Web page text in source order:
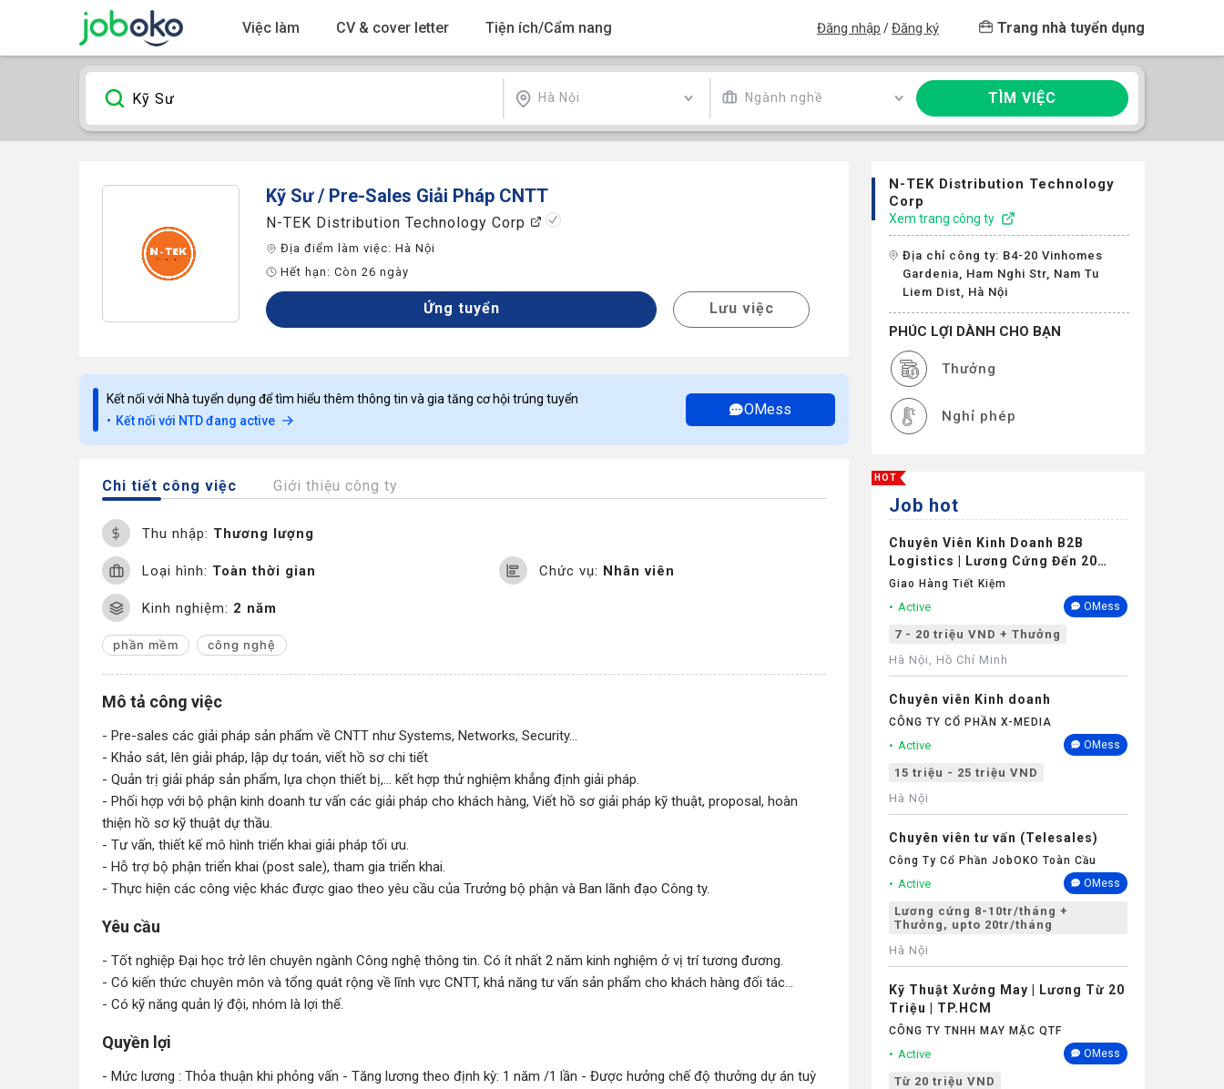
Việc làm CV & cover letter Tiện ích/Cẩm nang Đăng nhập /Đăng ký Trang nhà tuyển dụng
Hà Nội Ngành nghề TÌM VIỆC
Kỹ Sư / Pre-Sales Giải Pháp CNTT
N-TEK Distribution Technology Corp
Địa điểm làm việc: Hà Nội
Hết hạn: Còn 26 ngày
Ứng tuyển Lưu việc
Kết nối với Nhà tuyển dụng để tìm hiểu thêm thông tin và gia tăng cơ hội trúng tuyển
Kết nối với NTD đang active
OMess
Chi tiết công việc Giới thiệu công ty
Thu nhập: Thương lượng
Loại hình: Toàn thời gian Chức vụ: Nhân viên
Kinh nghiệm: 2 năm
phần mềm công nghệ
Mô tả công việc
- Pre-sales các giải pháp sản phẩm về CNTT như Systems, Networks, Security...
- Khảo sát, lên giải pháp, lập dự toán, viết hồ sơ chi tiết
- Quản trị giải pháp sản phẩm, lựa chọn thiết bị,... kết hợp thử nghiệm khẳng định giải pháp.
- Phối hợp với bộ phận kinh doanh tư vấn các giải pháp cho khách hàng, Viết hồ sơ giải pháp kỹ thuật, proposal, hoàn
thiện hồ sơ kỹ thuật dự thầu.
- Tư vấn, thiết kế mô hình triển khai giải pháp tối ưu.
- Hỗ trợ bộ phận triển khai (post sale), tham gia triển khai.
- Thực hiện các công việc khác được giao theo yêu cầu của Trưởng bộ phận và Ban lãnh đạo Công ty.
Yêu cầu
- Tốt nghiệp Đại học trở lên chuyên ngành Công nghệ thông tin. Có ít nhất 2 năm kinh nghiệm ở vị trí tương đương.
- Có kiến thức chuyên môn và tổng quát rộng về lĩnh vực CNTT, khả năng tư vấn sản phẩm cho khách hàng đối tác...
- Có kỹ năng quản lý đội, nhóm là lợi thế.
Quyền lợi
- Mức lương : Thỏa thuận khi phỏng vấn - Tăng lương theo định kỳ: 1 năm /1 lần - Được hưởng chế độ thưởng dự án tuỳ
N-TEK Distribution Technology
Corp
Xem trang công ty
Địa chỉ công ty: B4-20 Vinhomes
Gardenia, Ham Nghi Str, Nam Tu
Liem Dist, Hà Nội
PHÚC LỢI DÀNH CHO BẠN
Thưởng
Nghỉ phép
HOT
Job hot
Chuyên Viên Kinh Doanh B2B
Logistics | Lương Cứng Đến 20
Triệu | Tối Thiểu 1 Năm Kinh
Giao Hàng Tiết Kiệm
Active OMess
7 - 20 triệu VND + Thưởng
Hà Nội, Hồ Chí Minh
Chuyên viên Kinh doanh
CÔNG TY CỔ PHẦN X-MEDIA
Active OMess
15 triệu - 25 triệu VND
Hà Nội
Chuyên viên tư vấn (Telesales)
Công Ty Cổ Phần JobOKO Toàn Cầu
Active OMess
Lương cứng 8-10tr/tháng +
Thưởng, upto 20tr/tháng
Hà Nội
Kỹ Thuật Xưởng May | Lương Từ 20
Triệu | TP.HCM
CÔNG TY TNHH MAY MẶC QTF
Active OMess
Từ 20 triệu VND